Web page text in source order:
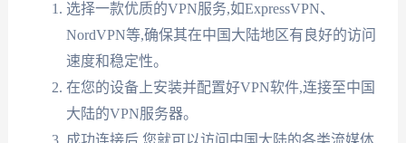
选择一款优质的VPN服务,如ExpressVPN、
NordVPN等,确保其在中国大陆地区有良好的访问
速度和稳定性。
在您的设备上安装并配置好VPN软件,连接至中国
大陆的VPN服务器。
成功连接后,您就可以访问中国大陆的各类流媒体